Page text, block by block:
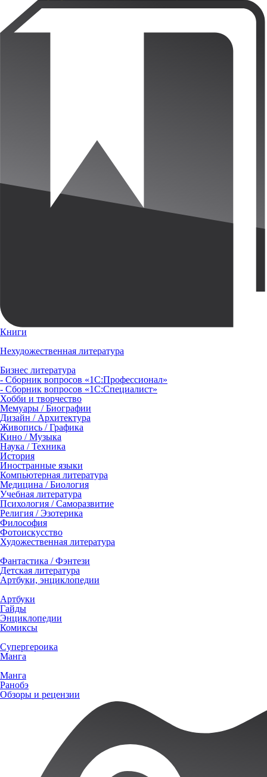
Книги
Нехудожественная литература
Бизнес литература
- Сборник вопросов «1С:Профессионал»
- Сборник вопросов «1С:Специалист»
Хобби и творчество
Мемуары / Биографии
Дизайн / Архитектура
Живопись / Графика
Кино / Музыка
Наука / Техника
История
Иностранные языки
Компьютерная литература
Медицина / Биология
Учебная литература
Психология / Саморазвитие
Религия / Эзотерика
Философия
Фотоискусство
Художественная литература
Фантастика / Фэнтези
Детская литература
Артбуки, энциклопедии
Артбуки
Гайды
Энциклопедии
Комиксы
Супергероика
Манга
Манга
Ранобэ
Обзоры и рецензии